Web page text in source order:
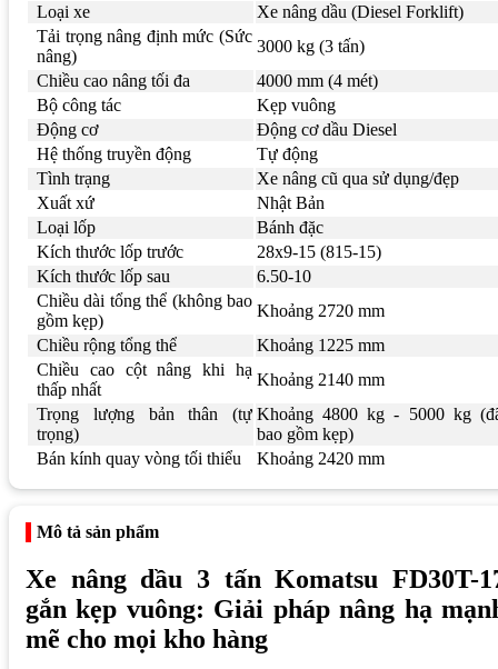
Loại xe
Xe nâng dầu (Diesel Forklift)
Tải trọng nâng định mức (Sức
nâng)
3000 kg (3 tấn)
Chiều cao nâng tối đa
4000 mm (4 mét)
Bộ công tác
Kẹp vuông
Động cơ
Động cơ dầu Diesel
Hệ thống truyền động
Tự động
Tình trạng
Xe nâng cũ qua sử dụng/đẹp
Xuất xứ
Nhật Bản
Loại lốp
Bánh đặc
Kích thước lốp trước
28x9-15 (815-15)
Kích thước lốp sau
6.50-10
Chiều dài tổng thể (không bao
gồm kẹp)
Khoảng 2720 mm
Chiều rộng tổng thể
Khoảng 1225 mm
Chiều cao cột nâng khi hạ
thấp nhất
Khoảng 2140 mm
Trọng lượng bản thân (tự
trọng)
Khoảng 4800 kg - 5000 kg
bao gồm kẹp)
Bán kính quay vòng tối thiểu
Khoảng 2420 mm
Mô tả sản phẩm
Xe nâng dầu 3 tấn Komatsu FD30T-
gắn kẹp vuông: Giải pháp nâng hạ
mẽ cho mọi kho hàng